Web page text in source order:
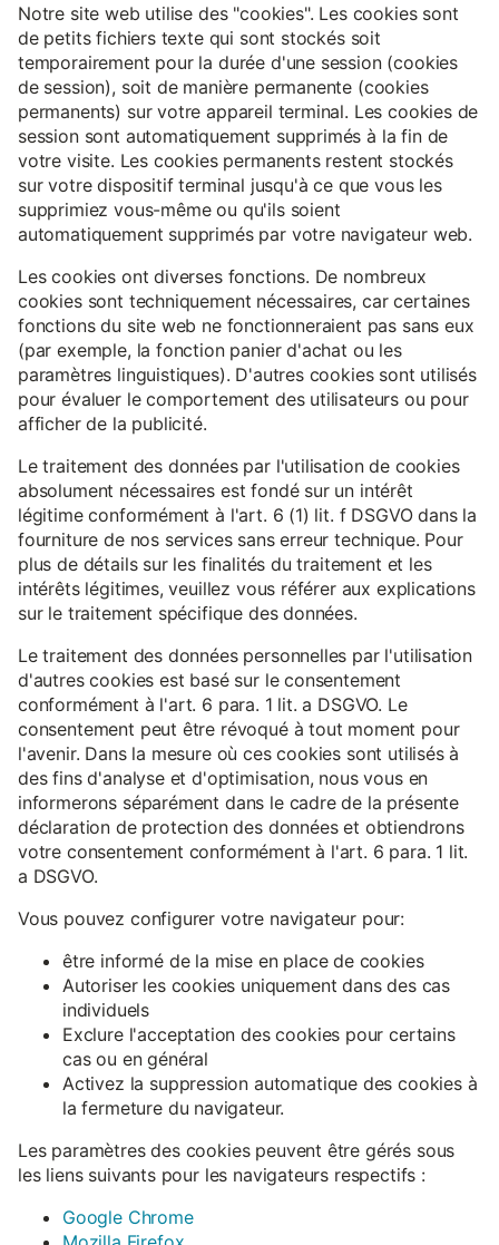
Notre site web utilise des "cookies". Les cookies sont
de petits fichiers texte qui sont stockés soit
temporairement pour la durée d'une session (cookies
de session), soit de manière permanente (cookies
permanents) sur votre appareil terminal. Les cookies de
session sont automatiquement supprimés à la fin de
votre visite. Les cookies permanents restent stockés
sur votre dispositif terminal jusqu'à ce que vous les
supprimiez vous-même ou qu'ils soient
automatiquement supprimés par votre navigateur web.
Les cookies ont diverses fonctions. De nombreux
cookies sont techniquement nécessaires, car certaines
fonctions du site web ne fonctionneraient pas sans eux
(par exemple, la fonction panier d'achat ou les
paramètres linguistiques). D'autres cookies sont utilisés
pour évaluer le comportement des utilisateurs ou pour
afficher de la publicité.
Le traitement des données par l'utilisation de cookies
absolument nécessaires est fondé sur un intérêt
légitime conformément à l'art. 6 (1) lit. f DSGVO dans la
fourniture de nos services sans erreur technique. Pour
plus de détails sur les finalités du traitement et les
intérêts légitimes, veuillez vous référer aux explications
sur le traitement spécifique des données.
Le traitement des données personnelles par l'utilisation
d'autres cookies est basé sur le consentement
conformément à l'art. 6 para. 1 lit. a DSGVO. Le
consentement peut être révoqué à tout moment pour
l'avenir. Dans la mesure où ces cookies sont utilisés à
des fins d'analyse et d'optimisation, nous vous en
informerons séparément dans le cadre de la présente
déclaration de protection des données et obtiendrons
votre consentement conformément à l'art. 6 para. 1 lit.
a DSGVO.
Vous pouvez configurer votre navigateur pour:
être informé de la mise en place de cookies
Autoriser les cookies uniquement dans des cas
individuels
Exclure l'acceptation des cookies pour certains
cas ou en général
Activez la suppression automatique des cookies à
la fermeture du navigateur.
Les paramètres des cookies peuvent être gérés sous
les liens suivants pour les navigateurs respectifs :
Google Chrome